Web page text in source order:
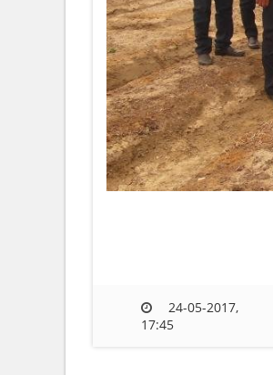
24-05-2017,
17:45